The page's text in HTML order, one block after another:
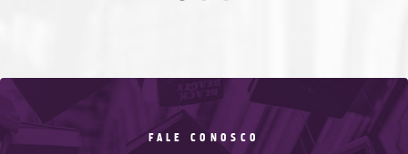
FALE CONOSCO